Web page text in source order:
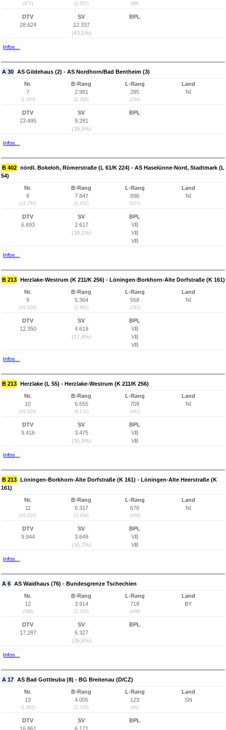
(977) (2.057) (88)
DTV
28.624
SV
12.337
(43,1%)
BPL
Infos...
A 30 AS Gildehaus (2) - AS Nordhorn/Bad Bentheim (3)
Nr.
7
(1.265)
B-Rang
2.981
(2.206)
L-Rang
285
(234)
Land
NI
DTV
23.495
SV
9.281
(39,5%)
BPL
Infos...
B 402 nördl. Bokeloh, Römerstraße (L 61/K 224) - AS Haselünne-Nord, Stadtmark (L
54)
Nr.
8
(12.755)
B-Rang
7.847
(5.452)
L-Rang
896
(627)
Land
NI
DTV
6.693
SV
2.617
(39,1%)
BPL
VB
VB
VB
Infos...
B 213 Herzlake-Westrum (K 211/K 256) - Löningen-Borkhorn-Alte Dorfstraße (K 161)
Nr.
9
(10.154)
B-Rang
5.364
(2.992)
L-Rang
558
(292)
Land
NI
DTV
12.350
SV
4.619
(37,4%)
BPL
VB
VB
VB
Infos...
B 213 Herzlake (L 55) - Herzlake-Westrum (K 211/K 256)
Nr.
10
(10.153)
B-Rang
6.555
(4.171)
L-Rang
709
(441)
Land
NI
DTV
9.416
SV
3.475
(36,9%)
BPL
VB
VB
Infos...
B 213 Löningen-Borkhorn-Alte Dorfstraße (K 161) - Löningen-Alte Heerstraße (K
161)
Nr.
11
(10.155)
B-Rang
6.317
(3.934)
L-Rang
676
(409)
Land
NI
DTV
9.944
SV
3.649
(36,7%)
BPL
VB
VB
Infos...
A 6 AS Waidhaus (76) - Bundesgrenze Tschechien
Nr.
12
(596)
B-Rang
3.914
(2.370)
L-Rang
718
(408)
Land
BY
DTV
17.287
SV
6.327
(36,6%)
BPL
Infos...
A 17 AS Bad Gottleuba (8) - BG Breitenau (D/CZ)
Nr.
13
(1.062)
B-Rang
4.005
(2.378)
L-Rang
123
(91)
Land
SN
DTV
16.861
SV
6.171
BPL